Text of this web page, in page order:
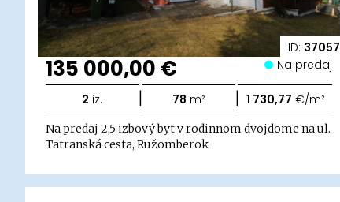
ID: 37057
135 000,00 € Na predaj
2 iz. | 78 m² | 1 730,77 €/m²
Na predaj 2,5 izbový byt v rodinnom dvojdome na ul.
Tatranská cesta, Ružomberok